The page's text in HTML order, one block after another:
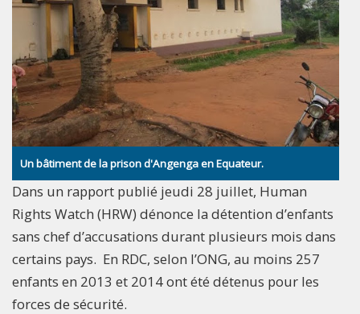
Un bâtiment de la prison d'Angenga en Equateur.
Dans un rapport publié jeudi 28 juillet, Human
Rights Watch (HRW) dénonce la détention d’enfants
sans chef d’accusations durant plusieurs mois dans
certains pays. En RDC, selon l’ONG, au moins 257
enfants en 2013 et 2014 ont été détenus pour les
forces de sécurité.